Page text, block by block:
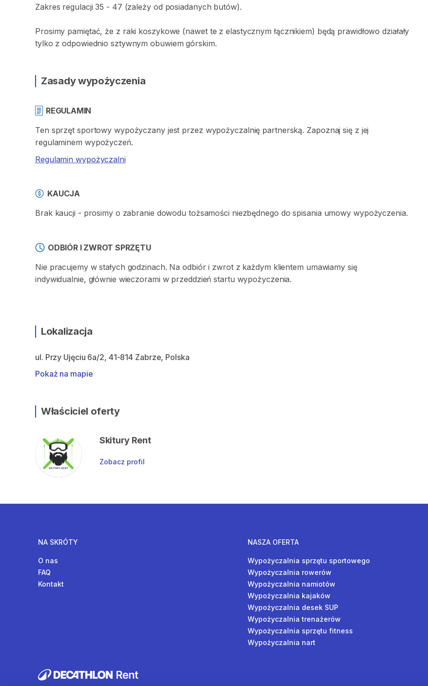
Zakres regulacji 35 - 47 (zależy od posiadanych butów).
Prosimy pamiętać​,​ że z raki koszykowe (nawet te z elastycznym łącznikiem) będą prawidłowo działały
tylko z odpowiednio sztywnym obuwiem górskim.
Zasady wypożyczenia
REGULAMIN
Ten sprzęt sportowy wypożyczany jest przez wypożyczalnię partnerską. Zapoznaj się z jej
regulaminem wypożyczeń.
Regulamin wypożyczalni
KAUCJA
Brak kaucji - prosimy o zabranie dowodu tożsamości niezbędnego do spisania umowy wypożyczenia.
ODBIÓR I ZWROT SPRZĘTU
Nie pracujemy w stałych godzinach. Na odbiór i zwrot z każdym klientem umawiamy się
indywidualnie, głównie wieczorami w przeddzień startu wypożyczenia.
Lokalizacja
ul. Przy Ujęciu 6a/2, 41-814 Zabrze, Polska
Pokaż na mapie
Właściciel oferty
Skitury Rent
Zobacz profil
NA SKRÓTY
O nas
FAQ
Kontakt
NASZA OFERTA
Wypożyczalnia sprzętu sportowego
Wypożyczalnia rowerów
Wypożyczalnia namiotów
Wypożyczalnia kajaków
Wypożyczalnia desek SUP
Wypożyczalnia trenażerów
Wypożyczalnia sprzętu fitness
Wypożyczalnia nart